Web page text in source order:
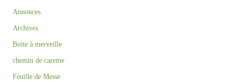
Annonces
Archives
Boite à merveille
chemin de careme
Feuille de Messe